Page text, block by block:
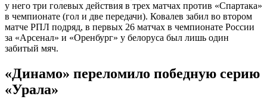
у него три голевых действия в трех матчах против «Спартака»
в чемпионате (гол и две передачи). Ковалев забил во втором
матче РПЛ подряд, в первых 26 матчах в чемпионате России
за «Арсенал» и «Оренбург» у белоруса был лишь один
забитый мяч.
«Динамо» переломило победную серию
«Урала»